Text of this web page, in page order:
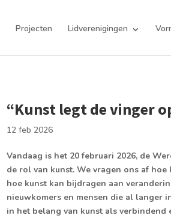
Projecten Lidverenigingen
“Kunst legt de vinger
12 feb 2026
Vandaag is het 20 februari 2026, de
de rol van kunst. We vragen ons af
hoe kunst kan bijdragen aan
nieuwkomers en mensen die al langer
in het belang van kunst als